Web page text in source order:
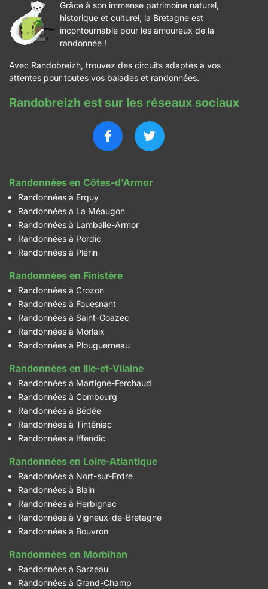
Grâce à son immense patrimoine naturel,
historique et culturel, la Bretagne est
incontournable pour les amoureux de la
randonnée !
Avec Randobreizh, trouvez des circuits adaptés à vos
attentes pour toutes vos balades et randonnées.
Randobreizh est sur les réseaux sociaux
Randonnées en Côtes-d'Armor
Randonnées à Erquy
Randonnées à La Méaugon
Randonnées à Lamballe-Armor
Randonnées à Pordic
Randonnées à Plérin
Randonnées en Finistère
Randonnées à Crozon
Randonnées à Fouesnant
Randonnées à Saint-Goazec
Randonnées à Morlaix
Randonnées à Plouguerneau
Randonnées en Ille-et-Vilaine
Randonnées à Martigné-Ferchaud
Randonnées à Combourg
Randonnées à Bédée
Randonnées à Tinténiac
Randonnées à Iffendic
Randonnées en Loire-Atlantique
Randonnées à Nort-sur-Erdre
Randonnées à Blain
Randonnées à Herbignac
Randonnées à Vigneux-de-Bretagne
Randonnées à Bouvron
Randonnées en Morbihan
Randonnées à Sarzeau
Randonnées à Grand-Champ